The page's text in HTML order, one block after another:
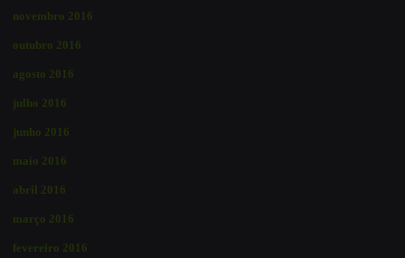
novembro 2016
outubro 2016
agosto 2016
julho 2016
junho 2016
maio 2016
abril 2016
março 2016
fevereiro 2016